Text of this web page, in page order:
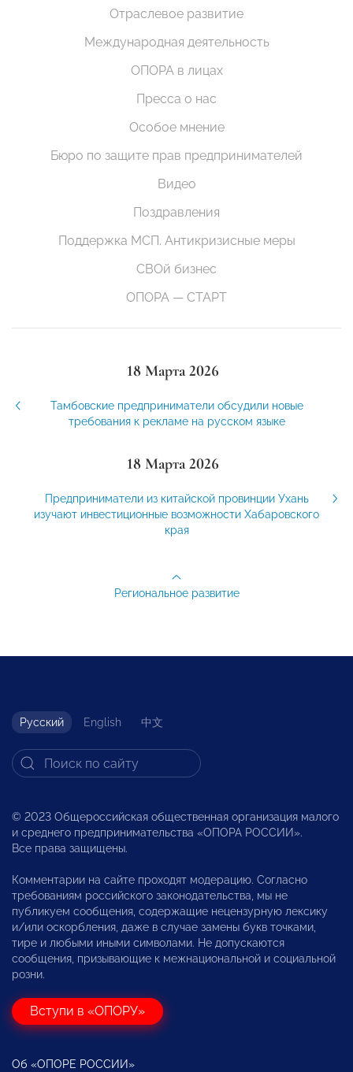
Отраслевое развитие
Международная деятельность
ОПОРА в лицах
Пресса о нас
Особое мнение
Бюро по защите прав предпринимателей
Видео
Поздравления
Поддержка МСП. Антикризисные меры
СВОй бизнес
ОПОРА — СТАРТ
18 Марта 2026
Тамбовские предприниматели обсудили новые
требования к рекламе на русском языке
18 Марта 2026
Предприниматели из китайской провинции Ухань
изучают инвестиционные возможности Хабаровского
края
Региональное развитие
Русский English 中文
© 2023 Общероссийская общественная организация малого
и среднего предпринимательства «ОПОРА РОССИИ».
Все права защищены.
Комментарии на сайте проходят модерацию. Согласно
требованиям российского законодательства, мы не
публикуем сообщения, содержащие нецензурную лексику
и/или оскорбления, даже в случае замены букв точками,
тире и любыми иными символами. Не допускаются
сообщения, призывающие к межнациональной и социальной
розни.
Вступи в «ОПОРУ»
Об «ОПОРЕ РОССИИ»